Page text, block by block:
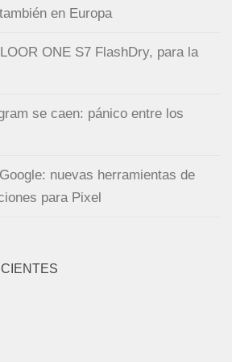
en Europa
ONE S7 FlashDry, para la
se caen: pánico entre los
nuevas herramientas de
para Pixel